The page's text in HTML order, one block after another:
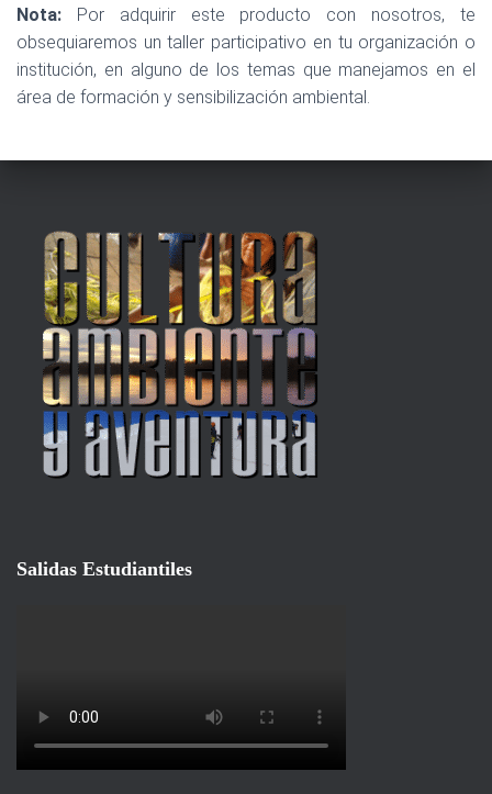
Nota: Por adquirir este producto con nosotros, te
obsequiaremos un taller participativo en tu organización o
institución, en alguno de los temas que manejamos en el
área de formación y sensibilización ambiental.
Salidas Estudiantiles